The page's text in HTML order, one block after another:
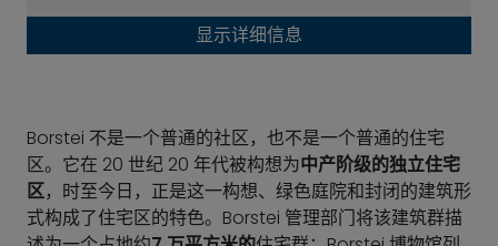
显示详细信息
Borstei 不是一个普通的社区，也不是一个普通的住宅
区。它在 20 世纪 20 年代被构想为中产阶级的独立住宅
区，时至今日，正是这一构想、绿色庭院和封闭的建筑形
式构成了住宅区的特色。Borstei 管理部门将该建筑群描